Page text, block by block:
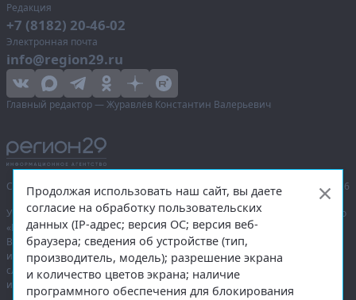
Редакция
+7 (8182) 20-46-02
Электронная почта
info@region29.ru
Главный редактор — Журавлёв Константин Валерьевич
Сетевое издание «Информационное агентство Регион 29»,
© 2016–2026
Учредитель — общество с ограниченной ответственностью «Агентство
«Правда Севера».
Выписка из реестра зарегистрированных средств массовой
информации:ЭЛ № ФС 77-74226от 09.11.2018 выдано Федеральной
службой по надзору в сфере связи, информационных технологий
и массовых коммуникаций (Роскомнадзор).
Продолжая использовать наш сайт, вы даете
согласие на обработку пользовательских
данных (IP-адрес; версия ОС; версия веб-
браузера; сведения об устройстве (тип,
производитель, модель); разрешение экрана
и количество цветов экрана; наличие
программного обеспечения для блокирования